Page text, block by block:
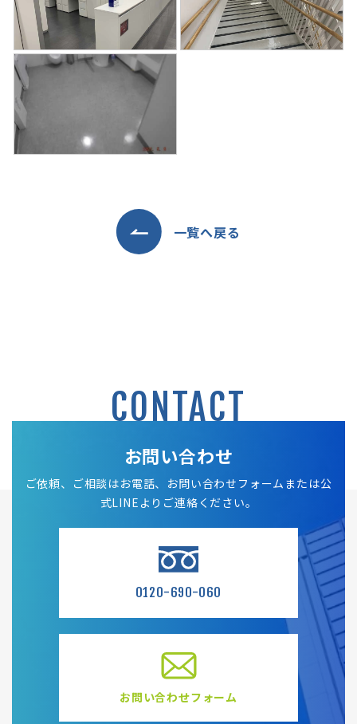
一覧へ戻る
CONTACT
お問い合わせ
ご依頼、ご相談はお電話、お問い合わせフォームまたは公
式LINEよりご連絡ください。
0120-690-060
お問い合わせフォーム